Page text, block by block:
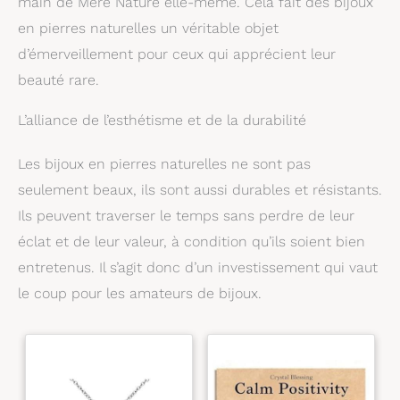
pièce selon les normes
veillant à ce qu'elles
durent pour que les
puissent les admirer et
accueillons
pour vous aider.
en pierres naturelles un véritable objet
d’émerveillement pour ceux qui apprécient leur
beauté rare.
L’alliance de l’esthétisme et de la durabilité
Les bijoux en pierres naturelles ne sont pas
seulement beaux, ils sont aussi durables et résistants.
Ils peuvent traverser le temps sans perdre de leur
éclat et de leur valeur, à condition qu’ils soient bien
entretenus. Il s’agit donc d’un investissement qui vaut
le coup pour les amateurs de bijoux.